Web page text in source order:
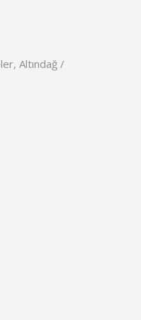
Altındağ /